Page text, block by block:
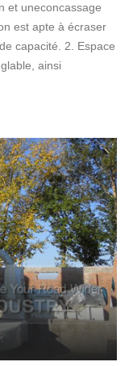
et uneconcassage
est apte à écraser
capacité. 2. Espace
ainsi